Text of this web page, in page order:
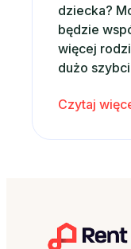
dziecka?
będzie
więcej
dużo
czasie.
wybieramy
Czytaj